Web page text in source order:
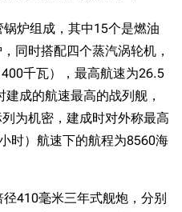
炉组成，其中15个是燃油
同时搭配四个蒸汽涡轮机，
千瓦），最高航速为26.5
成的航速最高的战列舰，
为机密，建成时对外称最高
时）航速下的航程为8560海
410毫米三年式舰炮，分别